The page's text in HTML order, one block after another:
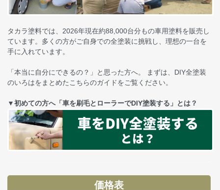
タカラ塗料では、2026年現在約88,000台分もの車用塗料を販売し
ています。多くの方がご自身での全塗装に挑戦し、理想の一台を
手に入れています。
「本当に自分にできるの？」と思った方へ。 まずは、DIY全塗装
のいろはをまとめたこちらのガイドをご覧ください。
▼初めての方へ「車を刷毛とローラーでDIY塗装する」とは？
価格表